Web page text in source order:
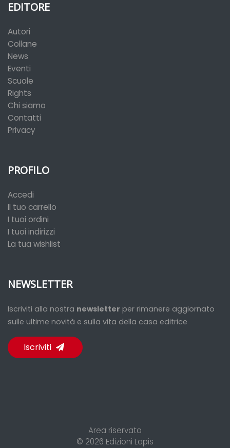
EDITORE
Autori
Collane
News
Eventi
Scuole
Rights
Chi siamo
Contatti
Privacy
PROFILO
Accedi
Il tuo carrello
I tuoi ordini
I tuoi indirizzi
La tua wishlist
NEWSLETTER
Iscriviti alla nostra newsletter per rimanere aggiornato
sulle ultime novità e sulla vita della casa editrice
Iscriviti
Area riservata
© 2026 Edizioni Lapis